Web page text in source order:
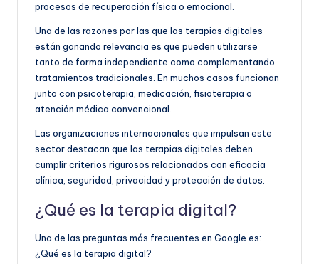
procesos de recuperación física o emocional.
Una de las razones por las que las terapias digitales
están ganando relevancia es que pueden utilizarse
tanto de forma independiente como complementando
tratamientos tradicionales. En muchos casos funcionan
junto con psicoterapia, medicación, fisioterapia o
atención médica convencional.
Las organizaciones internacionales que impulsan este
sector destacan que las terapias digitales deben
cumplir criterios rigurosos relacionados con eficacia
clínica, seguridad, privacidad y protección de datos.
¿Qué es la terapia digital?
Una de las preguntas más frecuentes en Google es:
¿Qué es la terapia digital?